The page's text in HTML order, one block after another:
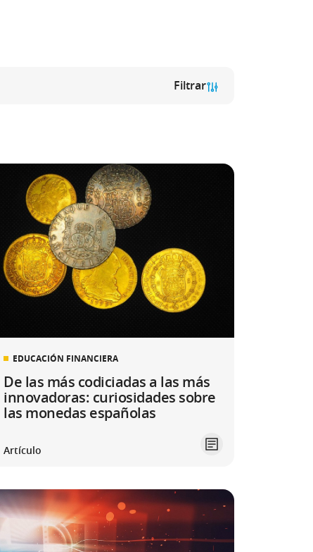
Filtrar
EDUCACIÓN FINANCIERA
De las más codiciadas a las más
innovadoras: curiosidades sobre
las monedas españolas
Artículo